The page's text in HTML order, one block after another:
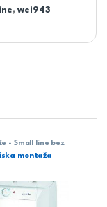
,wei943
- Small line bez
montaža